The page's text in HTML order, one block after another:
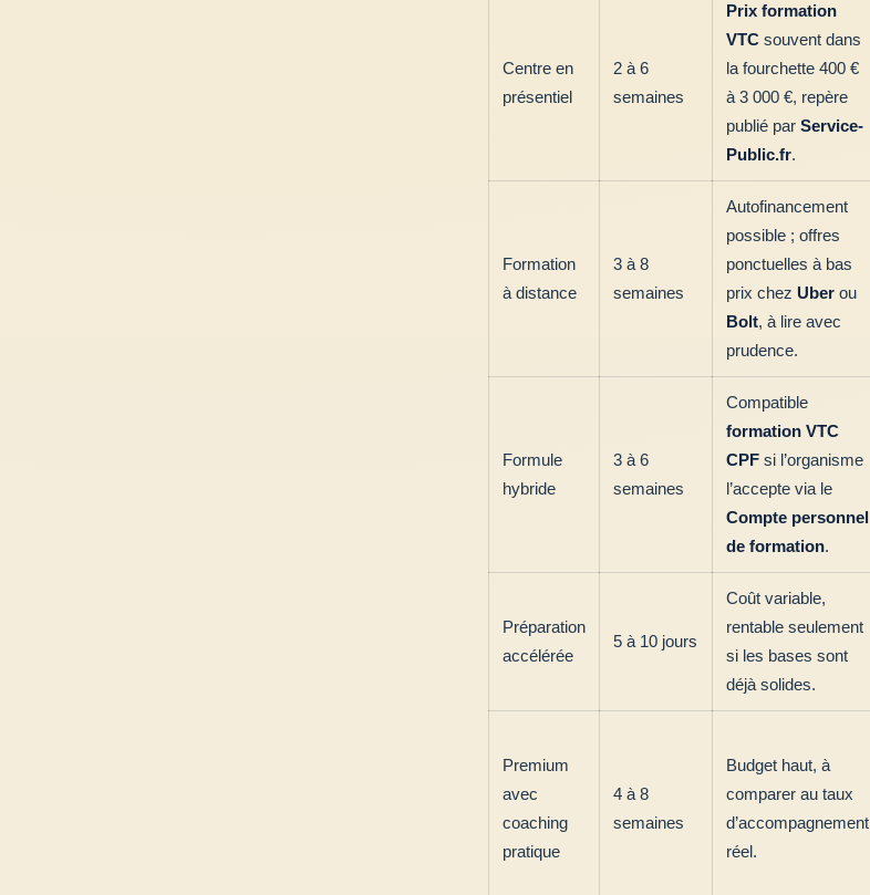
Centre en
présentiel
2 à 6
semaines
Prix formation
VTCsouvent dans
la fourchette 400 €
à 3 000 €, repère
publié par Service-
Public.fr.
Formation
à distance
3 à 8
semaines
Autofinancement
possible ; offres
ponctuelles à bas
prix chez Uberou
Bolt, à lire avec
prudence.
Formule
hybride
3 à 6
semaines
Compatible
formation VTC
CPFsi l’organisme
l’accepte via le
Compte personnel
de formation.
Préparation
accélérée
5 à 10 jours
Coût variable,
rentable seulement
si les bases sont
déjà solides.
Premium
avec
coaching
pratique
4 à 8
semaines
Budget haut, à
comparer au taux
d’accompagnement
réel.